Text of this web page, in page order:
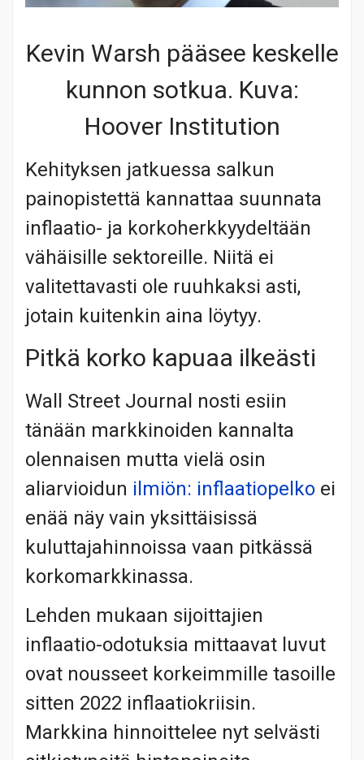
Kevin Warsh pääsee keskelle
kunnon sotkua. Kuva:
Hoover Institution
Kehityksen jatkuessa salkun
painopistettä kannattaa suunnata
inflaatio- ja korkoherkkyydeltään
vähäisille sektoreille. Niitä ei
valitettavasti ole ruuhkaksi asti,
jotain kuitenkin aina löytyy.
Pitkä korko kapuaa ilkeästi
Wall Street Journal nosti esiin
tänään markkinoiden kannalta
olennaisen mutta vielä osin
aliarvioidun ilmiön: inflaatiopelko ei
enää näy vain yksittäisissä
kuluttajahinnoissa vaan pitkässä
korkomarkkinassa.
Lehden mukaan sijoittajien
inflaatio-odotuksia mittaavat luvut
ovat nousseet korkeimmille tasoille
sitten 2022 inflaatiokriisin.
Markkina hinnoittelee nyt selvästi